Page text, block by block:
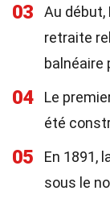
03
Au début,
retraite
balnéaire
04 Le
été
05
En 1891,
sous le